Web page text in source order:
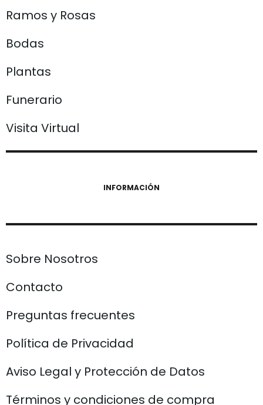
Ramos y Rosas
Bodas
Plantas
Funerario
Visita Virtual
INFORMACIÓN
Sobre Nosotros
Contacto
Preguntas frecuentes
Política de Privacidad
Aviso Legal y Protección de Datos
Términos y condiciones de compra